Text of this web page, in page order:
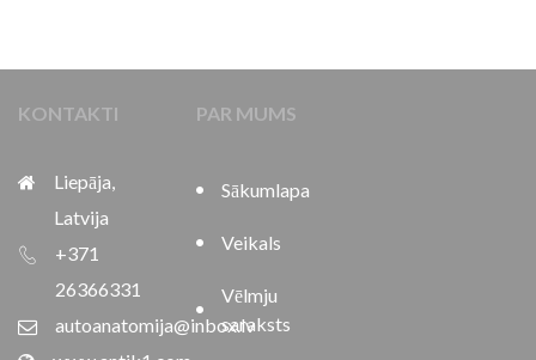
KONTAKTI
Liepāja,
Latvija
+371
26366331
autoanatomija@inbox.lv
PAR MUMS
Sākumlapa
Veikals
Vēlmju
saraksts